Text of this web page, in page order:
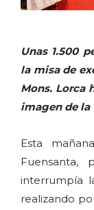
Unas 1.500
la misa de
Mons. Lorca
imagen de la
Esta
Fuensanta,
interrumpía
realizando